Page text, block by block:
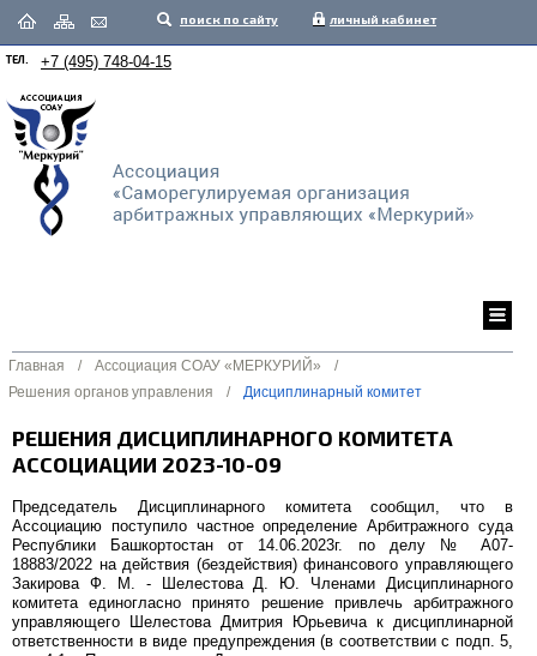
поиск по сайту личный кабинет
ТЕЛ. +7 (495) 748-04-15
Главная / Ассоциация СОАУ «МЕРКУРИЙ»
/
Решения органов управления
/ Дисциплинарный комитет
РЕШЕНИЯ ДИСЦИПЛИНАРНОГО КОМИТЕТА
АССОЦИАЦИИ 2023-10-09
Председатель Дисциплинарного комитета сообщил, что в
Ассоциацию поступило частное определение Арбитражного суда
Республики Башкортостан от 14.06.2023г. по делу № А07-
18883/2022 на действия (бездействия) финансового управляющего
Закирова Ф. М. - Шелестова Д. Ю. Членами Дисциплинарного
комитета единогласно принято решение привлечь арбитражного
управляющего Шелестова Дмитрия Юрьевича к дисциплинарной
ответственности в виде предупреждения (в соответствии с подп. 5,